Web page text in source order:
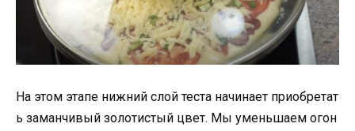
На этом этапе нижний слой теста начинает приобретат
ь заманчивый золотистый цвет. Мы уменьшаем огон